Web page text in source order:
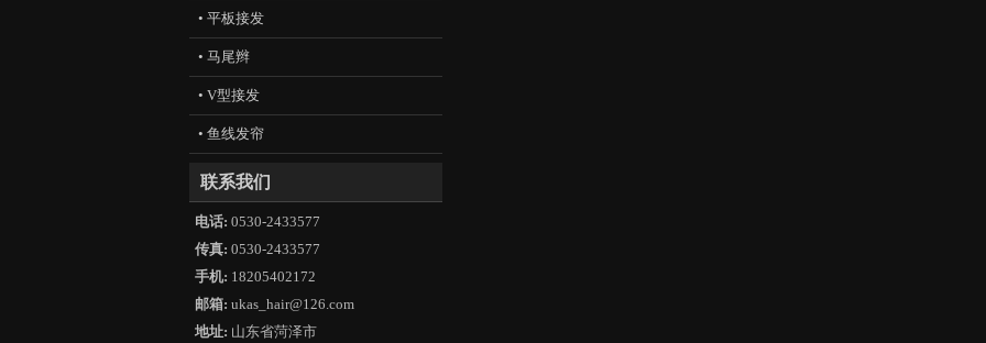
• 平板接发
• 马尾辫
• V型接发
• 鱼线发帘
联系我们
电话: 0530-2433577
传真: 0530-2433577
手机: 18205402172
邮箱: ukas_hair@126.com
地址: 山东省菏泽市